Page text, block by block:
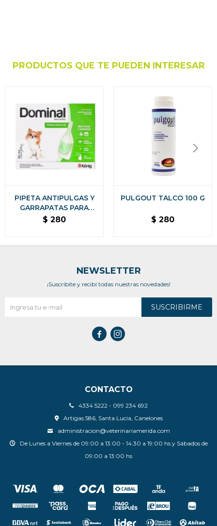
PRODUCTOS QUE TE PUEDEN INTERESAR
PIPETA ANTIPULGAS Y
GARRAPATAS PARA
PERROS DOMINAL
$ 280
PULGOUT TALCO 100 G
$ 280
CONTACTO
4334 5222 - 099 234 692
Artigas 586, Santa Lucia, Canelones
administracion@veterinariamerida.com
De Lunes a Viernes de 09:00 a 13:00 - 14:30 a 19:00 hs y Sábados de
09:00 a 13:00 hs
NEWSLETTER
¡Suscribite y recibí todas nuestras novedades!
SUSCRIBIRME
 